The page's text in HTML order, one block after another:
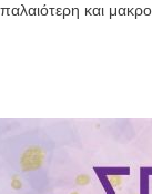
παλαιότερη και